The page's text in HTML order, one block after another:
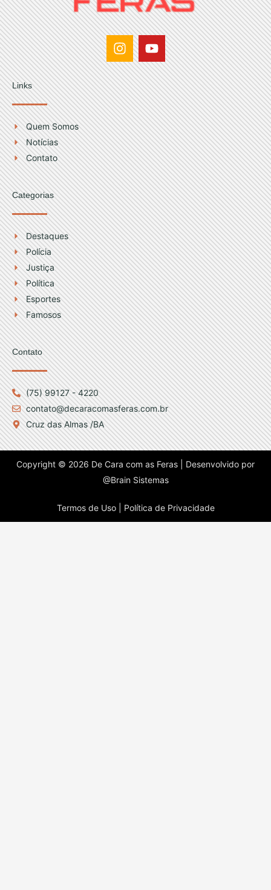
I
n
s
t
a
g
r
a
m
Y
o
u
t
u
b
e
Links
Quem Somos
Notícias
Contato
Categorias
Destaques
Polícia
Justiça
Política
Esportes
Famosos
Contato
(75) 99127 - 4220
contato@decaracomasferas.com.br
Cruz das Almas /BA
Copyright © 2026 De Cara com as Feras | Desenvolvido por
@Brain Sistemas
Termos de Uso | Política de Privacidade